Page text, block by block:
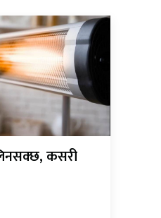
कसरी